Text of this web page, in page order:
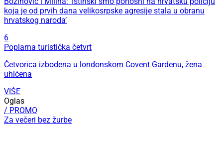
koja je od prvih dana velikosrpske agresije stala u obranu
hrvatskog naroda’
6
Poplarna turistička četvrt
Četvorica izbodena u londonskom Covent Gardenu, žena
uhićena
VIŠE
Oglas
/ PROMO
Za večeri bez žurbe